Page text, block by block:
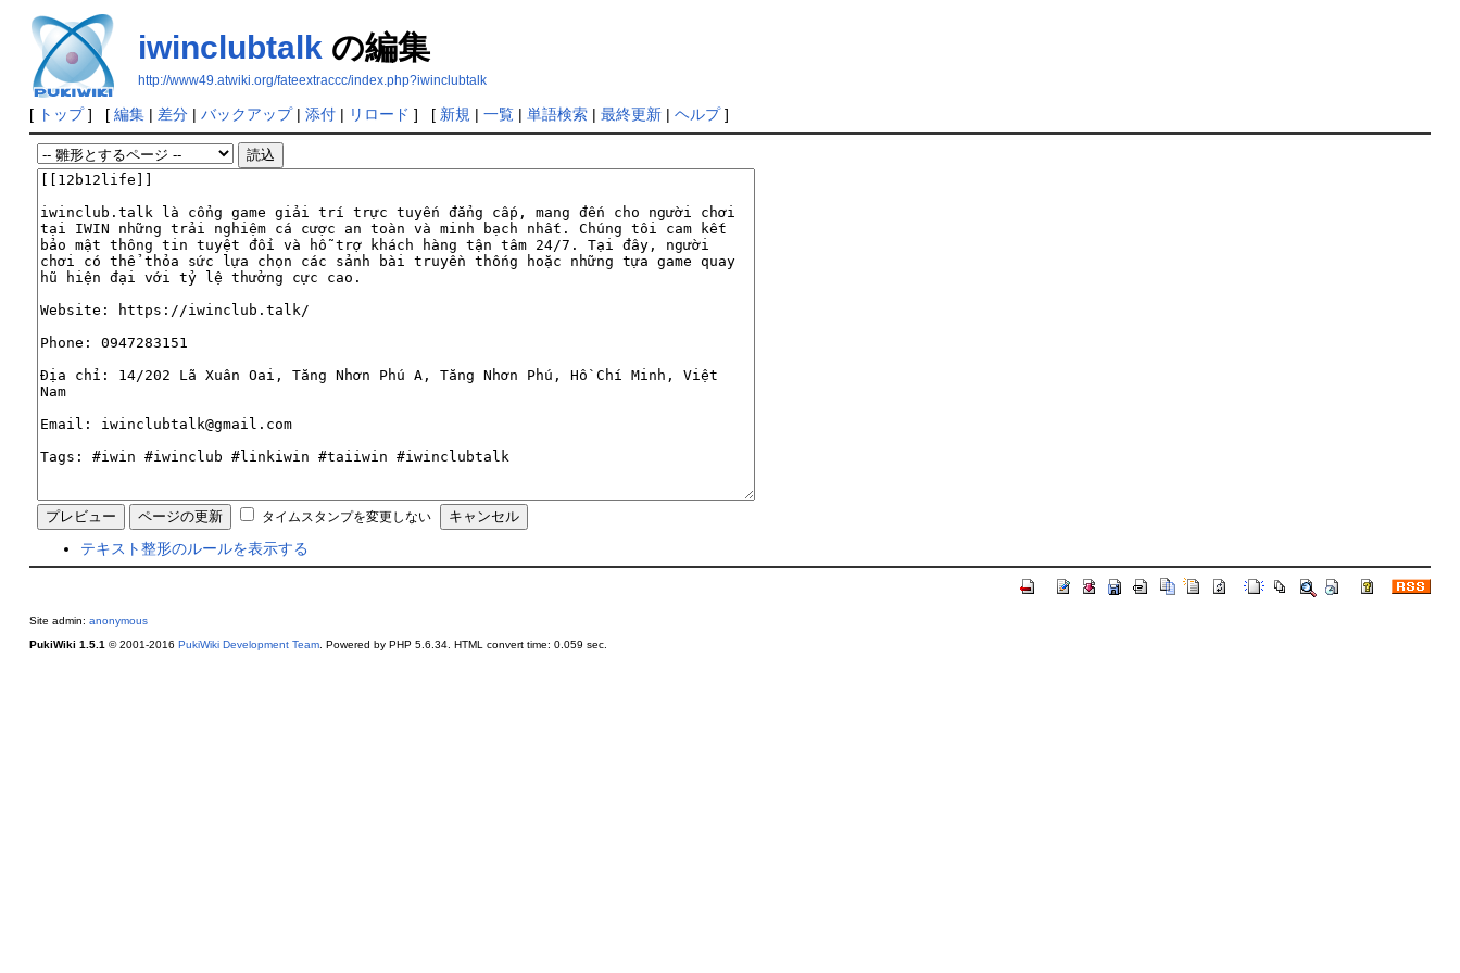
iwinclubtalk の編集
http://www49.atwiki.org/fateextraccc/index.php?iwinclubtalk
[ トップ] [ 編集| 差分| バックアップ| 添付| リロード ] [ 新規 | 一覧| 単語検索| 最終更新| ヘルプ]
タイムスタンプを変更しない
テキスト整形のルールを表示する
Site admin: anonymous
PukiWiki 1.5.1 © 2001-2016 PukiWiki Development Team. Powered by PHP 5.6.34. HTML convert time: 0.059 sec.